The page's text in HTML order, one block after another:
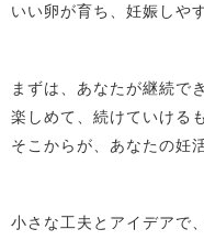
いい卵が育ち、妊娠しや
まずは、あなたが継続で
楽しめて、続けていける
そこからが、あなたの妊
小さな工夫とアイデアで